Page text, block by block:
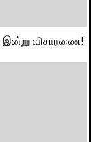
இன்று விசாரணை!